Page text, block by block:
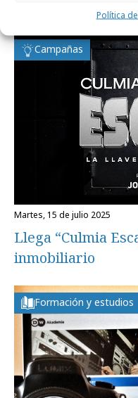
Política
Campañas
martes, 15 de julio 2025
Llega “Culmia
inmobiliario
Formación y estudios